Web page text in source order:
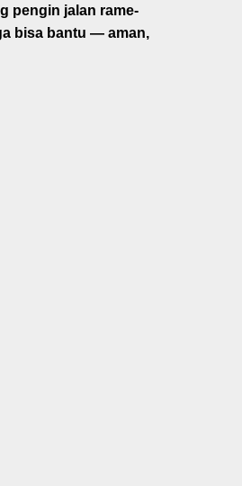
pengin jalan rame-
bisa bantu — aman,